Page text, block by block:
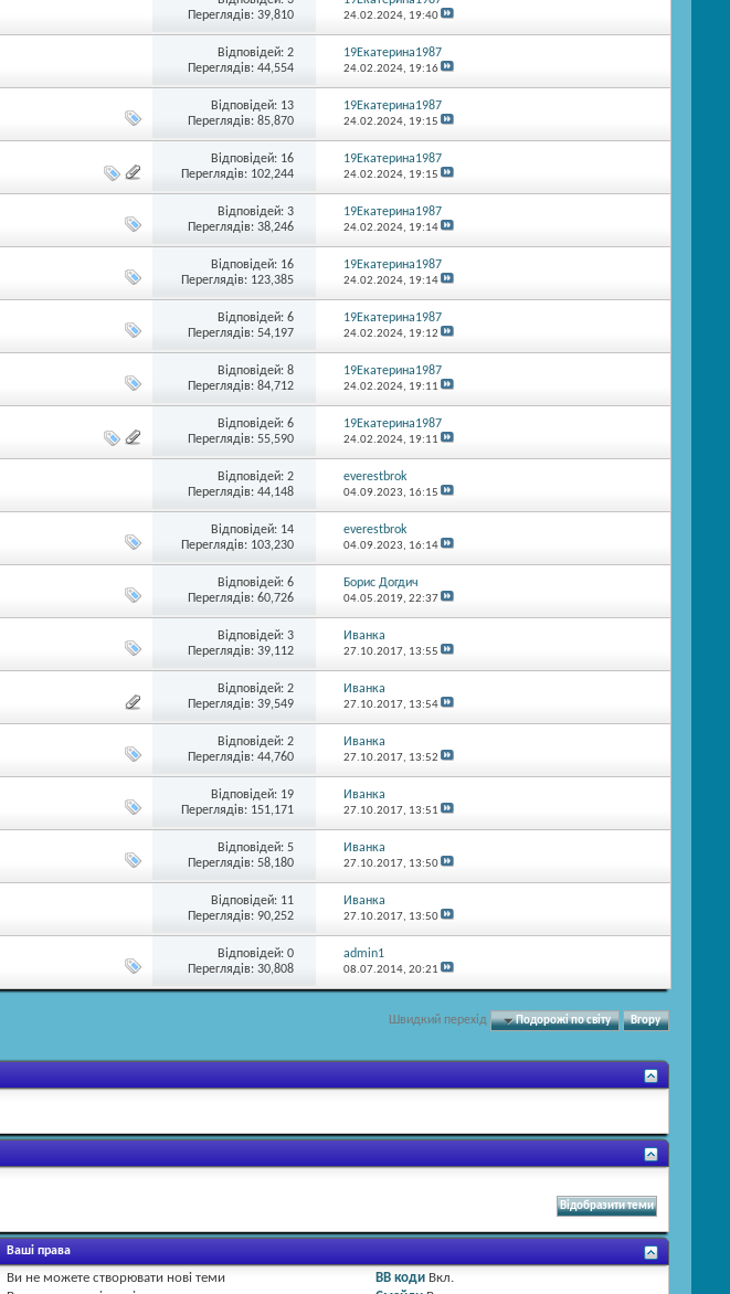
Переглядів: 39,810
24.02.2024, 19:40
Відповідей:2
Переглядів: 44,554
19Екатерина1987
24.02.2024, 19:16
Відповідей: 13
Переглядів: 85,870
19Екатерина1987
24.02.2024, 19:15
Відповідей: 16
Переглядів: 102,244
19Екатерина1987
24.02.2024, 19:15
Відповідей:3
Переглядів: 38,246
19Екатерина1987
24.02.2024, 19:14
Відповідей: 16
Переглядів: 123,385
19Екатерина1987
24.02.2024, 19:14
Відповідей:6
Переглядів: 54,197
19Екатерина1987
24.02.2024, 19:12
Відповідей:8
Переглядів: 84,712
19Екатерина1987
24.02.2024, 19:11
Відповідей:6
Переглядів: 55,590
19Екатерина1987
24.02.2024, 19:11
Відповідей:2
Переглядів: 44,148
everestbrok
04.09.2023, 16:15
Відповідей: 14
Переглядів: 103,230
everestbrok
04.09.2023, 16:14
Відповідей:6
Переглядів: 60,726
Борис Догдич
04.05.2019, 22:37
Відповідей:3
Переглядів: 39,112
Иванка
27.10.2017, 13:55
Відповідей:2
Переглядів: 39,549
Иванка
27.10.2017, 13:54
Відповідей:2
Переглядів: 44,760
Иванка
27.10.2017, 13:52
Відповідей: 19
Переглядів: 151,171
Иванка
27.10.2017, 13:51
Відповідей:5
Переглядів: 58,180
Иванка
27.10.2017, 13:50
Відповідей: 11
Переглядів: 90,252
Иванка
27.10.2017, 13:50
Відповідей:0
Переглядів: 30,808
admin1
08.07.2014, 20:21
Швидкий перехід Подорожі по світу Вгору
Ваші права
Ви не можете створювати нові теми
BB коди Вкл.